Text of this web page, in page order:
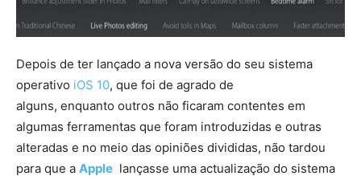
Depois de ter lançado a nova versão do seu sistema
operativo iOS 10, que foi de agrado de
alguns, enquanto outros não ficaram contentes em
algumas ferramentas que foram introduzidas e outras
alteradas e no meio das opiniões divididas, não tardou
para que a Apple lançasse uma actualização do sistema